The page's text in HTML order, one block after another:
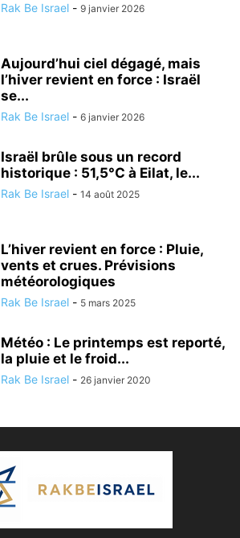
Rak Be Israel - 9 janvier 2026
Aujourd’hui ciel dégagé, mais
l’hiver revient en force : Israël
se...
Rak Be Israel - 6 janvier 2026
Israël brûle sous un record
historique : 51,5°C à Eilat, le...
Rak Be Israel - 14 août 2025
L’hiver revient en force : Pluie,
vents et crues. Prévisions
météorologiques
Rak Be Israel - 5 mars 2025
Météo : Le printemps est reporté,
la pluie et le froid...
Rak Be Israel - 26 janvier 2020